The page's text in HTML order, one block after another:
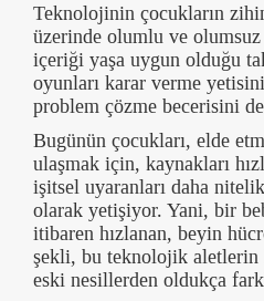
Teknolojinin çocukların
üzerinde olumlu ve
içeriği yaşa uygun olduğu
oyunları karar verme
problem çözme becerisini
Bugünün çocukları, elde
ulaşmak için, kaynakları
işitsel uyaranları daha
olarak yetişiyor. Yani, bir
itibaren hızlanan, beyin
şekli, bu teknolojik aletlerin
eski nesillerden oldukça